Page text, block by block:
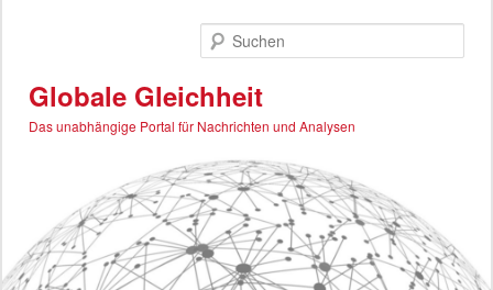
Globale Gleichheit
Das unabhängige Portal für Nachrichten und Analysen